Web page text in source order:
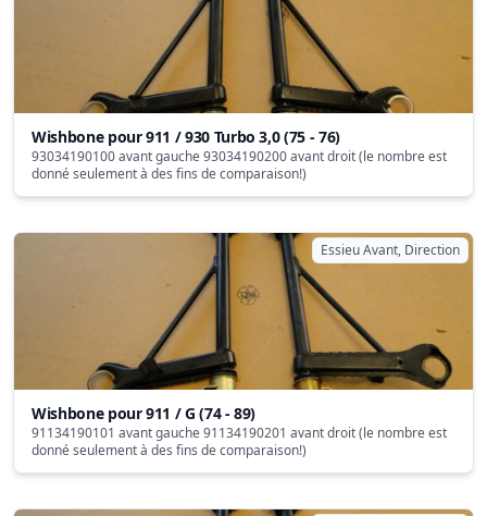
Wishbone pour 911 / 930 Turbo 3,0 (75 - 76)
93034190100 avant gauche 93034190200 avant droit (le nombre est
donné seulement à des fins de comparaison!)
Essieu Avant, Direction
Wishbone pour 911 / G (74 - 89)
91134190101 avant gauche 91134190201 avant droit (le nombre est
donné seulement à des fins de comparaison!)